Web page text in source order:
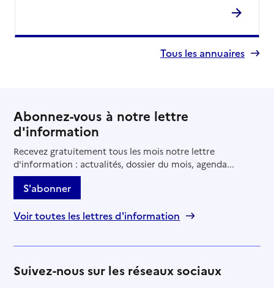
Tous les annuaires
Abonnez-vous à notre lettre
d'information
Recevez gratuitement tous les mois notre lettre
d'information : actualités, dossier du mois, agenda...
S'abonner
Voir toutes les lettres d'information
Suivez-nous sur les réseaux sociaux